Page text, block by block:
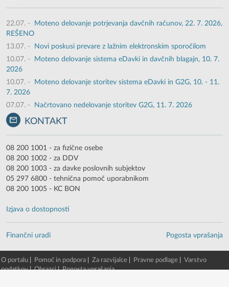
22.07. -
Moteno delovanje potrjevanja davčnih računov, 22. 7. 2026,
REŠENO
13.07. -
Novi poskusi prevare z lažnim elektronskim sporočilom
10.07. -
Moteno delovanje sistema eDavki in davčnih blagajn, 10. 7.
2026
10.07. -
Moteno delovanje storitev sistema eDavki in G2G, 10. - 11.
7. 2026
07.07. - Načrtovano nedelovanje storitev G2G, 11. 7. 2026
KONTAKT
08 200 1001 - za fizične osebe
08 200 1002 - za DDV
08 200 1003 - za davke poslovnih subjektov
05 297 6800 - tehnična pomoč uporabnikom
08 200 1005 - KC BON
Izjava o dostopnosti
Finančni uradi Pogosta vprašanja
O portalu Pomoč in podpora Za razvijalce Pravne podlage
Varstvo
podatkov|Obrazci|Pogosta vprašanja